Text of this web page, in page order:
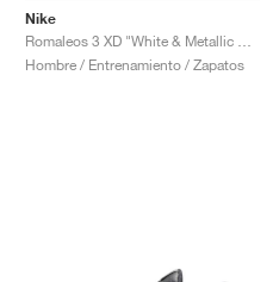
Nike
Hombre / Entrenamiento / Zapatos